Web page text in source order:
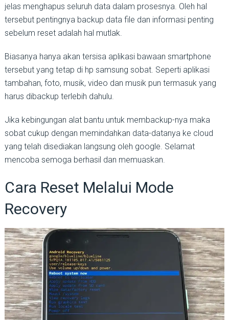
jelas menghapus seluruh data dalam prosesnya. Oleh hal
tersebut pentingnya backup data file dan informasi penting
sebelum reset adalah hal mutlak.
Biasanya hanya akan tersisa aplikasi bawaan smartphone
tersebut yang tetap di hp samsung sobat. Seperti aplikasi
tambahan, foto, musik, video dan musik pun termasuk yang
harus dibackup terlebih dahulu.
Jika kebingungan alat bantu untuk membackup-nya maka
sobat cukup dengan memindahkan data-datanya ke cloud
yang telah disediakan langsung oleh google. Selamat
mencoba semoga berhasil dan memuaskan.
Cara Reset Melalui Mode
Recovery